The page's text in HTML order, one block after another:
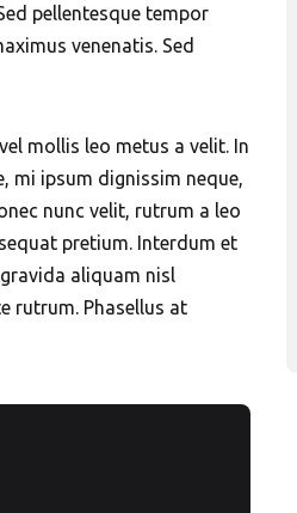
pellentesque tempor
venenatis. Sed
mollis leo metus a velit. In
mi ipsum dignissim neque,
nunc velit, rutrum a leo
pretium. Interdum et
aliquam nisl
rutrum. Phasellus at